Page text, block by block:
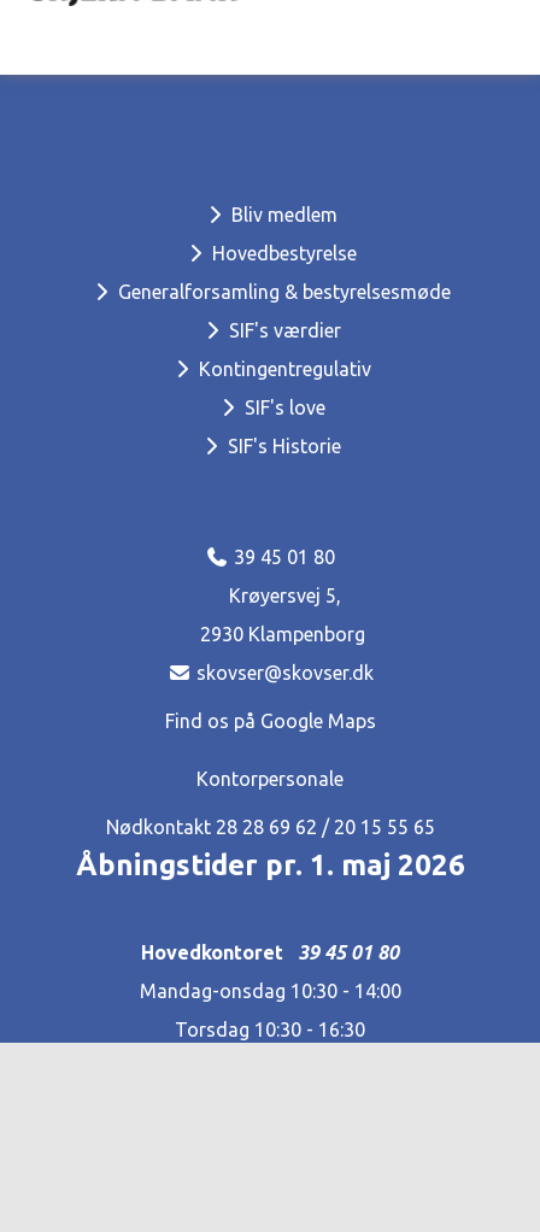
Bliv medlem
Hovedbestyrelse
Generalforsamling & bestyrelsesmøde
SIF's værdier
Kontingentregulativ
SIF's love
SIF's Historie
39 45 01 80
Krøyersvej 5,
2930 Klampenborg
skovser@skovser.dk
Find os på Google Maps
Kontorpersonale
Nødkontakt 28 28 69 62‬ / 20 15 55 65
Åbningstider pr. 1. maj 2026
Hovedkontoret 39 45 01 80
Mandag-onsdag 10:30 - 14:00
Torsdag 10:30 - 16:30